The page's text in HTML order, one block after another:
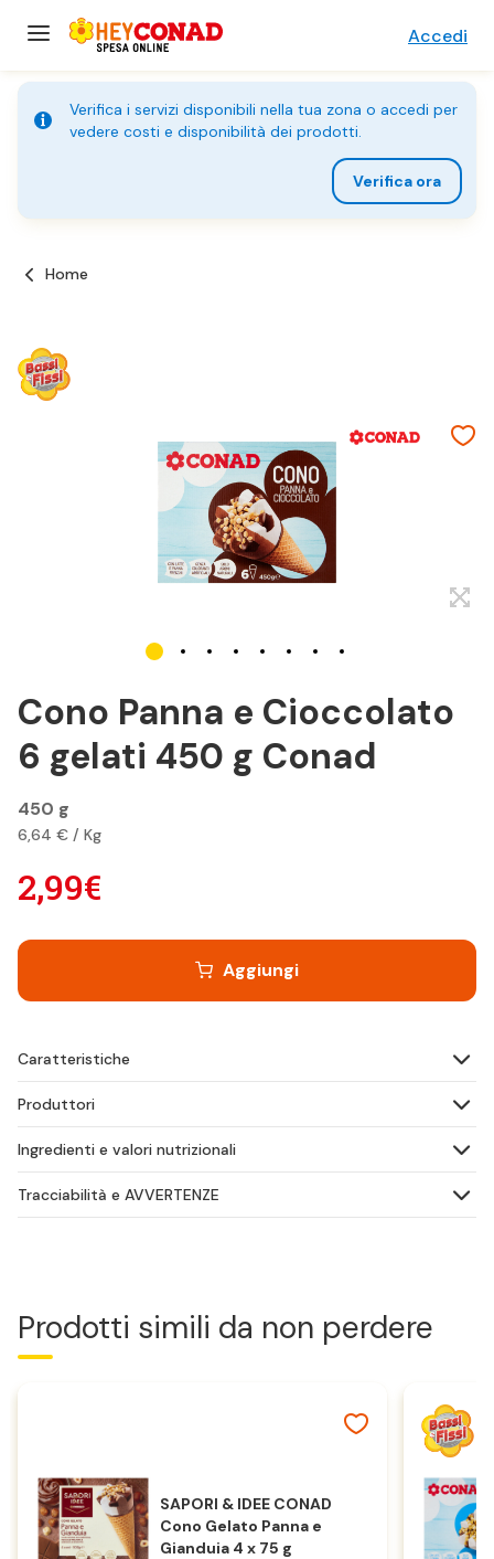
Accedi
Verifica i servizi disponibili nella tua zona o accedi per
vedere costi e disponibilità dei prodotti.
Verifica ora
Home
Cono Panna e Cioccolato
6 gelati 450 g Conad
450 g
6,64 € / Kg
2,99€
Aggiungi
Caratteristiche
Produttori
Ingredienti e valori nutrizionali
Tracciabilità e AVVERTENZE
Prodotti simili da non perdere
SAPORI & IDEE CONAD
Cono Gelato Panna e
Gianduia 4 x 75 g